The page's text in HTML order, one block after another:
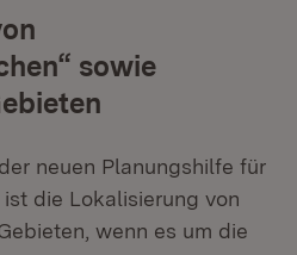
sowie
neuen Planungshilfe für
die Lokalisierung von
wenn es um die